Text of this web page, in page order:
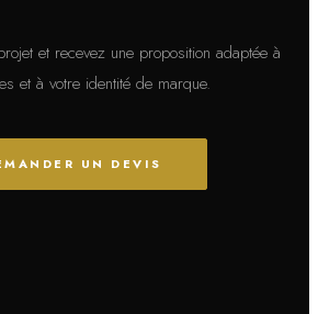
et recevez une proposition adaptée à
et à votre identité de marque.
UN DEVIS